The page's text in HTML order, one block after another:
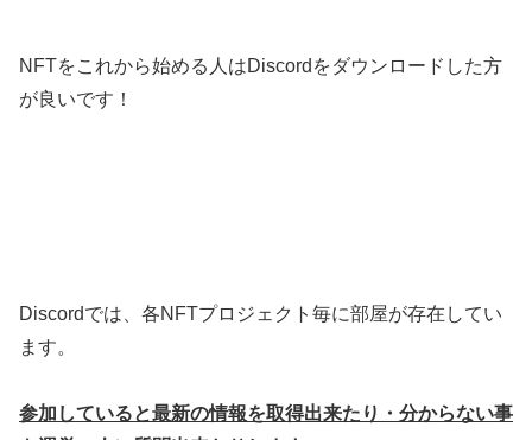
NFTをこれから始める人はDiscordをダウンロードした方
が良いです！
Discordでは、各NFTプロジェクト毎に部屋が存在してい
ます。
参加していると最新の情報を取得出来たり・分からない事